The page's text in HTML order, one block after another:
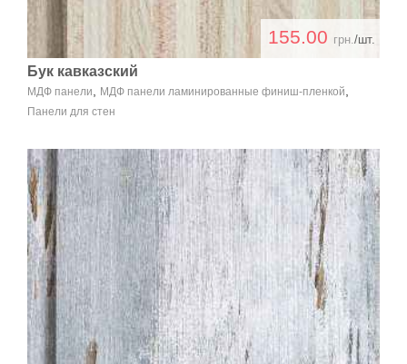
155.00 грн./шт.
Бук кавказский
МДФ панели МДФ панели ламинированные финиш-пленкой
Панели для стен